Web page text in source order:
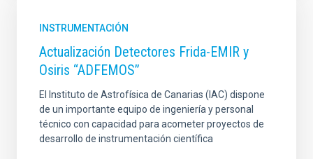
INSTRUMENTACIÓN
Actualización Detectores Frida-EMIR y
Osiris “ADFEMOS”
El Instituto de Astrofísica de Canarias (IAC) dispone
de un importante equipo de ingeniería y personal
técnico con capacidad para acometer proyectos de
desarrollo de instrumentación científica